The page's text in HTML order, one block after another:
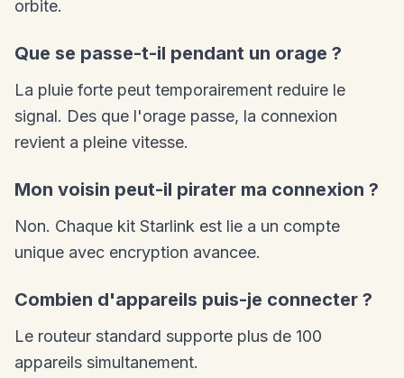
orbite.
Que se passe-t-il pendant un orage ?
La pluie forte peut temporairement reduire le
signal. Des que l'orage passe, la connexion
revient a pleine vitesse.
Mon voisin peut-il pirater ma connexion ?
Non. Chaque kit Starlink est lie a un compte
unique avec encryption avancee.
Combien d'appareils puis-je connecter ?
Le routeur standard supporte plus de 100
appareils simultanement.